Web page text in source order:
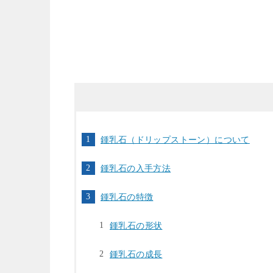
鍾乳石（ドリップストーン）について
鍾乳石の入手方法
鍾乳石の特徴
鍾乳石の形状
鍾乳石の成長